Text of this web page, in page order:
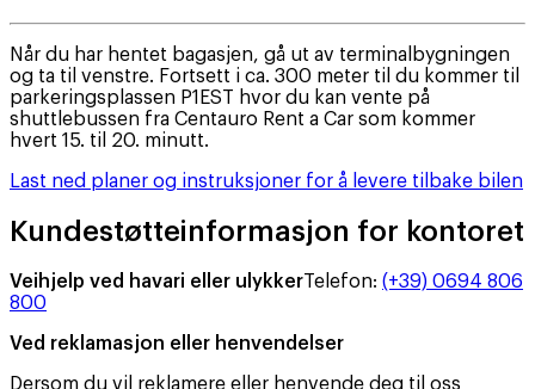
Når du har hentet bagasjen, gå ut av terminalbygningen
og ta til venstre. Fortsett i ca. 300 meter til du kommer til
parkeringsplassen P1EST hvor du kan vente på
shuttlebussen fra Centauro Rent a Car som kommer
hvert 15. til 20. minutt.
Last ned planer og instruksjoner for å levere tilbake bilen
Kundestøtteinformasjon for kontoret
Veihjelp ved havari eller ulykkerTelefon: (+39) 0694 806
800
Ved reklamasjon eller henvendelser
Dersom du vil reklamere eller henvende deg til oss